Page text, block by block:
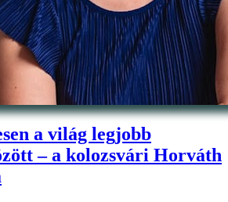
a világ legjobb
– a kolozsvári Horváth